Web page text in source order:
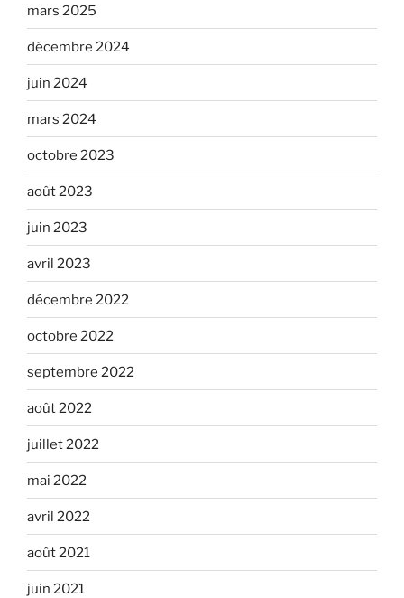
mars 2025
décembre 2024
juin 2024
mars 2024
octobre 2023
août 2023
juin 2023
avril 2023
décembre 2022
octobre 2022
septembre 2022
août 2022
juillet 2022
mai 2022
avril 2022
août 2021
juin 2021